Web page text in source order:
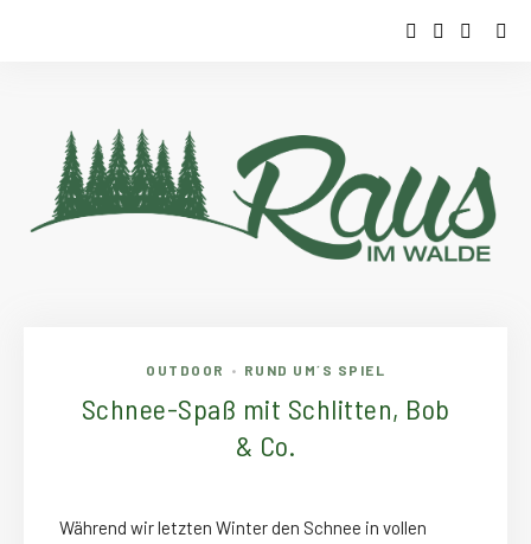
OUTDOOR • RUND UM´S SPIEL
Schnee-Spaß mit Schlitten, Bob
& Co.
Während wir letzten Winter den Schnee in vollen